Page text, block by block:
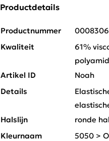
Productdetails
Productnummer
Kwaliteit
61%
Artikel ID
Noah
Details
Halslijn
ronde
Kleurnaam
5050 >